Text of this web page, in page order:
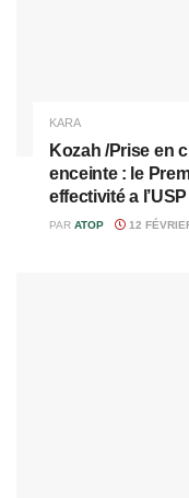
KARA
Kozah /Prise en
enceinte : le
effectivité a
PAR ATOP 12